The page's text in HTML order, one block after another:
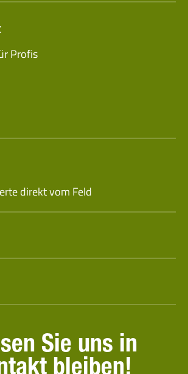
Profis
direkt vom Feld
Sie uns in
bleiben!